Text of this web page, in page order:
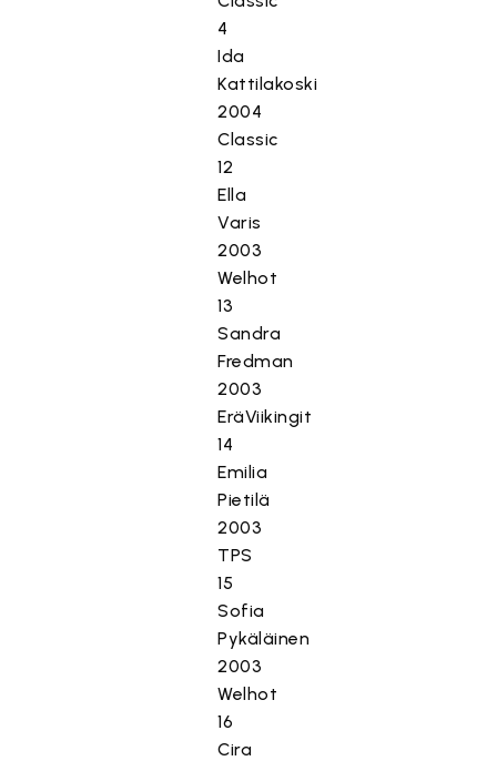
4
Ida
Kattilakoski
2004
Classic
12
Ella
Varis
2003
Welhot
13
Sandra
Fredman
2003
EräViikingit
14
Emilia
Pietilä
2003
TPS
15
Sofia
Pykäläinen
2003
Welhot
16
Cira